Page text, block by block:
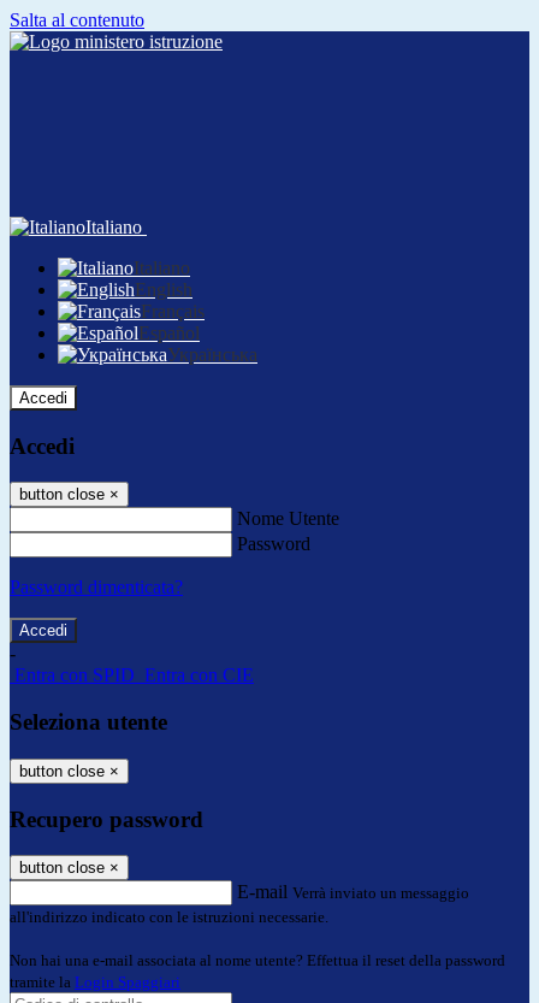
Salta al contenuto
Italiano
Italiano
English
Français
Español
Українська
Accedi
Accedi
button close ×
Nome Utente
Password
Password dimenticata?
-
Entra con SPID Entra con CIE
Seleziona utente
button close ×
Recupero password
button close ×
E-mail Verrà inviato un messaggio
all'indirizzo indicato con le istruzioni necessarie.
Non hai una e-mail associata al nome utente? Effettua il reset della password
tramite la Login Spaggiari